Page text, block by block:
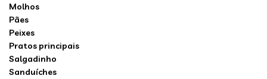
Molhos
Pães
Peixes
Pratos principais
Salgadinho
Sanduíches